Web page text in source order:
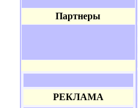
Партнеры
РЕКЛАМА